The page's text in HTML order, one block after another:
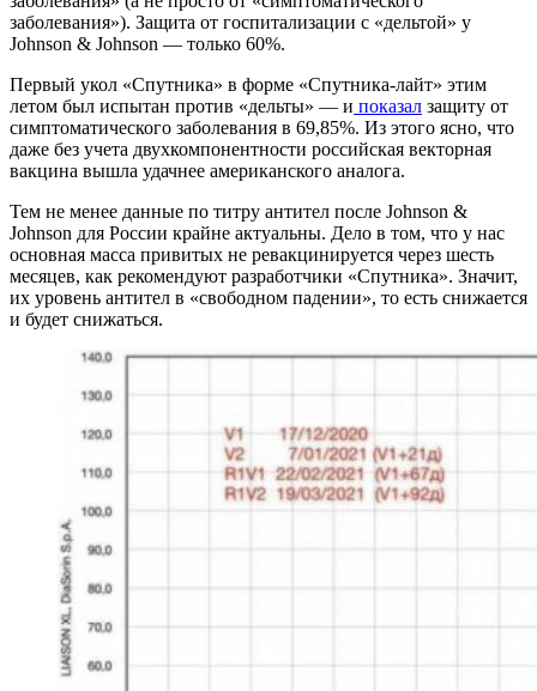
заболевания»). Защита от госпитализации с «дельтой» у
Johnson & Johnson — только 60%.
Первый укол «Спутника» в форме «Спутника-лайт» этим
летом был испытан против «дельты» — и показал защиту от
симптоматического заболевания в 69,85%. Из этого ясно, что
даже без учета двухкомпонентности российская векторная
вакцина вышла удачнее американского аналога.
Тем не менее данные по титру антител после Johnson &
Johnson для России крайне актуальны. Дело в том, что у нас
основная масса привитых не ревакцинируется через шесть
месяцев, как рекомендуют разработчики «Спутника». Значит,
их уровень антител в «свободном падении», то есть снижается
и будет снижаться.